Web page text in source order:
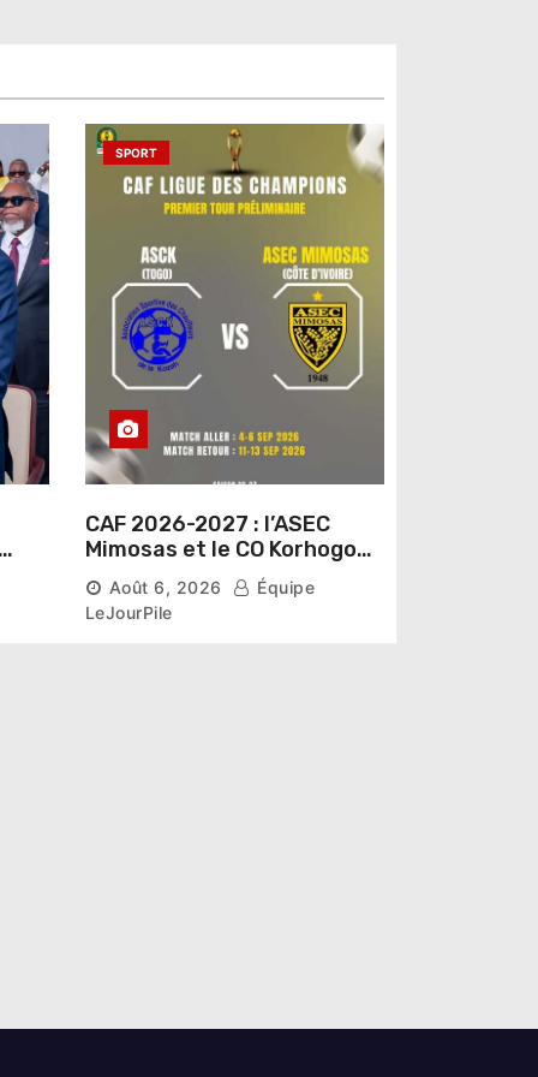
SPORT
CAF 2026-2027 : l’ASEC
Mimosas et le CO Korhogo
connaissent leur route vers
la phase de groupes
Août 6, 2026
Équipe
LeJourPile